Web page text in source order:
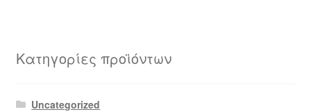
Κατηγορίες προϊόντων
Uncategorized